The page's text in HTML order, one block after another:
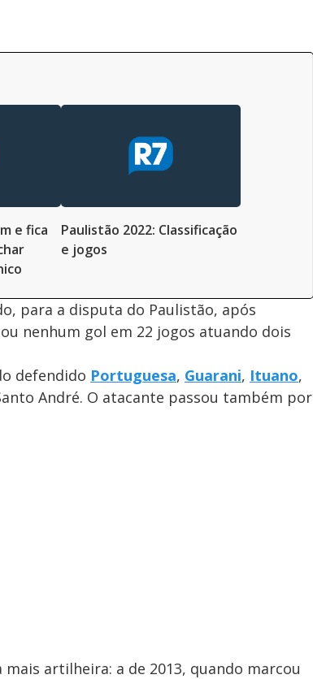
e fica
Paulistão 2022: Classificação
e jogos
para a disputa do Paulistão, após
nenhum gol em 22 jogos atuando dois
defendido Portuguesa, Guarani, Ituano,
André. O atacante passou também por
artilheira: a de 2013, quando marcou